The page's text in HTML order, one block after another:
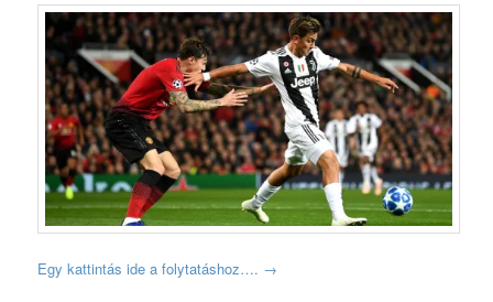
Egy kattintás ide a folytatáshoz…. →